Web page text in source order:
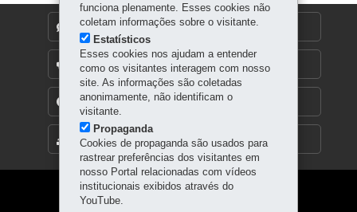
MAPA DO SITE
DENUNCIE CORRUPÇÃO
TRANSPARÊNCIA INSTITUCIONAL
Navegação
funciona plenamente. Esses cookies não
coletam informações sobre o visitante.
Estatísticos
Esses cookies nos ajudam a entender
como os visitantes interagem com nosso
site. As informações são coletadas
anonimamente, não identificam o
visitante.
Propaganda
Cookies de propaganda são usados para
rastrear preferências dos visitantes em
nosso Portal relacionadas com vídeos
institucionais exibidos através do
YouTube.